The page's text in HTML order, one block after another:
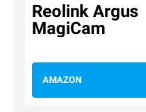
Reolink Argus
MagiCam
AMAZON